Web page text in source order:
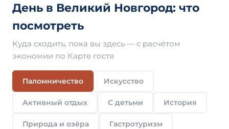
День в Великий Новгород: что
посмотреть
Куда сходить, пока вы здесь — с расчётом
экономии по Карте гостя
Паломничество Искусство
Активный отдых С детьми История
Природа и озёра Гастротуризм